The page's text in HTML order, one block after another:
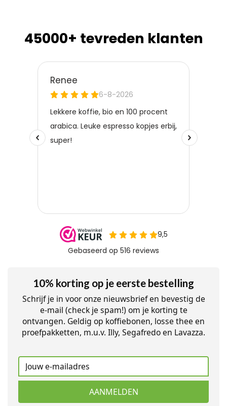
45000+ tevreden klanten
10% korting op je eerste bestelling
Schrijf je in voor onze nieuwsbrief en bevestig de
e-mail (check je spam!) om je korting te
ontvangen. Geldig op koffiebonen, losse thee en
proefpakketten, m.u.v. Illy, Segafredo en Lavazza.
AANMELDEN